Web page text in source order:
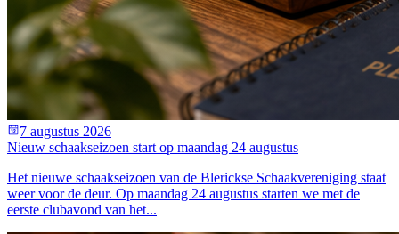
7 augustus 2026
Nieuw schaakseizoen start op maandag 24 augustus
Het nieuwe schaakseizoen van de Blerickse Schaakvereniging staat
weer voor de deur. Op maandag 24 augustus starten we met de
eerste clubavond van het...